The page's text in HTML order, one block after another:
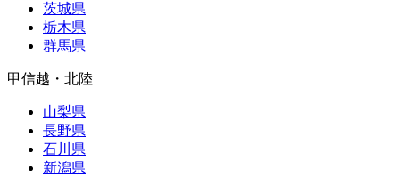
茨城県
栃木県
群馬県
甲信越・北陸
山梨県
長野県
石川県
新潟県